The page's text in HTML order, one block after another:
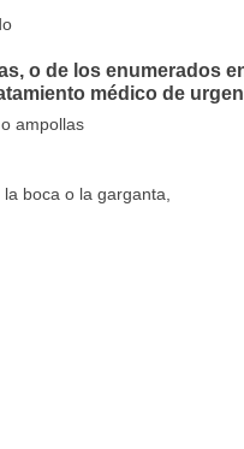
o de los enumerados
médico de
ampollas
boca o la garganta,